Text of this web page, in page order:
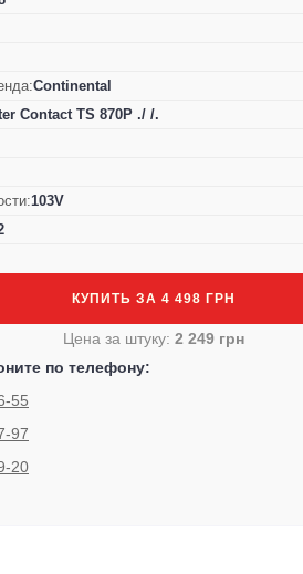
Continental
Contact TS 870P ./ /.
103V
КУПИТЬ ЗА 4 498 ГРН
Цена за штуку: 2 249 грн
по телефону:
55
97
20